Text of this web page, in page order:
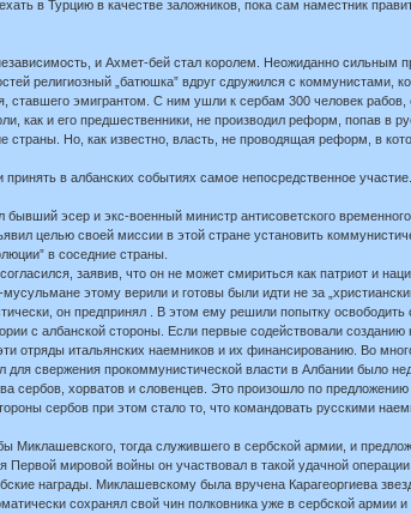
в Турцию в качестве заложников, пока сам наместник
и Ахмет-бей стал королем. Неожиданно
религиозный „батюшка” вдруг сдружился с
ставшего эмигрантом. С ним ушли к сербам 300 человек
как и его предшественники, не производил реформ, попав в
страны. Но, как известно, власть, не проводящая реформ, в
в албанских событиях самое непосредственное
бывший эсер и экс-военный министр антисоветского
целью своей миссии в этой стране установить
в соседние страны.
заявив, что он не может смириться как патриот и
этому верили и готовы были идти не за
он предпринял . В этом ему решили попытку
с албанской стороны. Если первые содействовали
отряды итальянских наемников и их финансированию. Во
свержения прокоммунистической власти в Албании было
сербов, хорватов и словенцев. Это произошло по
сербов при этом стало то, что командовать русскими
тогда служившего в сербской армии, и
мировой войны он участвовал в такой удачной
награды. Миклашевскому была вручена Карагеоргиева
сохранял свой чин полковника уже в сербской армии